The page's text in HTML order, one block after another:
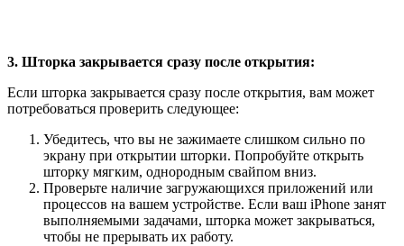
3. Шторка закрывается сразу после открытия:
Если шторка закрывается сразу после открытия, вам может
потребоваться проверить следующее:
Убедитесь, что вы не зажимаете слишком сильно по
экрану при открытии шторки. Попробуйте открыть
шторку мягким, однородным свайпом вниз.
Проверьте наличие загружающихся приложений или
процессов на вашем устройстве. Если ваш iPhone занят
выполняемыми задачами, шторка может закрываться,
чтобы не прерывать их работу.